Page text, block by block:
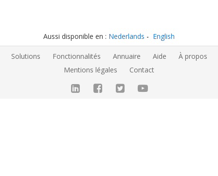
Aussi disponible en : Nederlands English
Solutions Fonctionnalités Annuaire Aide
À propos
Mentions légales
Contact